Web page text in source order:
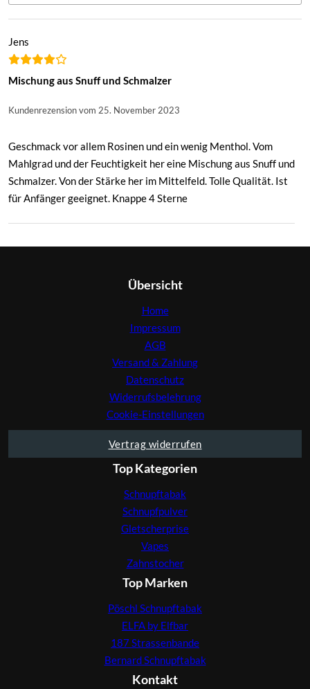
Jens
Mischung aus Snuff und Schmalzer
Kundenrezension vom 25. November 2023
Geschmack vor allem Rosinen und ein wenig Menthol. Vom
Mahlgrad und der Feuchtigkeit her eine Mischung aus Snuff und
Schmalzer. Von der Stärke her im Mittelfeld. Tolle Qualität. Ist
für Anfänger geeignet. Knappe 4 Sterne
Übersicht
Home
Impressum
AGB
Versand & Zahlung
Datenschutz
Widerrufsbelehrung
Cookie-Einstellungen
Vertrag widerrufen
Top Kategorien
Schnupftabak
Schnupfpulver
Gletscherprise
Vapes
Zahnstocher
Top Marken
Pöschl Schnupftabak
ELFA by Elfbar
187 Strassenbande
Bernard Schnupftabak
Kontakt